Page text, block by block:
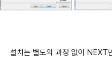
설치는 별도의 과정 없이 NEXT